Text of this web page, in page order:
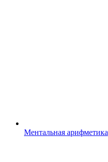
Ментальная арифметика